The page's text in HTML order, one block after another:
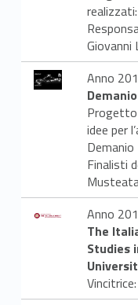
Giovanni
Anno
Progetto
idee per
Finalisti
Anno
The
Studies